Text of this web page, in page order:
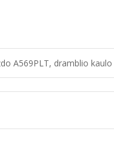
A569PLT, dramblio kaulo